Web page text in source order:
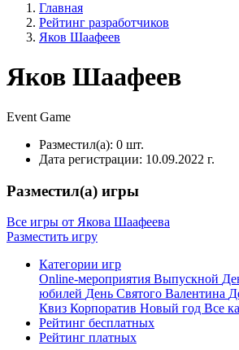
Главная
Рейтинг разработчиков
Яков Шаафеев
Яков Шаафеев
Event Game
Разместил(а): 0 шт.
Дата регистрации: 10.09.2022 г.
Разместил(а) игры
Все игры от Якова Шаафеева
Разместить игру
Категории игр
Online-мероприятия Выпускной
юбилей День Святого Валентина
Квиз Корпоратив Новый год Все
Рейтинг бесплатных
Рейтинг платных